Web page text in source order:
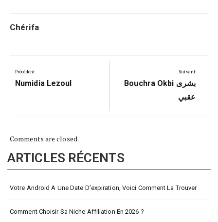
Chérifa
de
l’article
Précédent
Précédent:
Numidia Lezoul
Suivant
Suivant:
Bouchra Okbi بشرى
عقبي
Comments are closed.
ARTICLES RÉCENTS
Votre Android A Une Date D’expiration, Voici Comment La Trouver
Comment Choisir Sa Niche Affiliation En 2026 ?